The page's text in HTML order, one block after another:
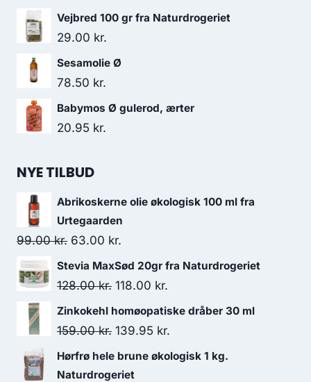
Vejbred 100 gr fra Naturdrogeriet
29.00 kr.
Sesamolie Ø
78.50 kr.
Babymos Ø gulerod, ærter
20.95 kr.
NYE TILBUD
Abrikoskerne olie økologisk 100 ml fra
Urtegaarden
99.00kr. Den
oprindelige
pris
99.00 kr..
63.00 kr.
aktuelle
pris
63.00 kr..
Stevia MaxSød 20gr fra Naturdrogeriet
128.00kr. Den
oprindelige
pris
128.00 kr..
118.00 kr.
aktuelle
Zinkokehl homøopatiske dråber 30 ml
159.00kr. Den
oprindelige
pris
139.95 kr.
aktuelle
Hørfrø hele brune økologisk 1 kg.
Naturdrogeriet